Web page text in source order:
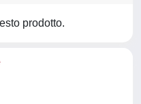
prodotto.